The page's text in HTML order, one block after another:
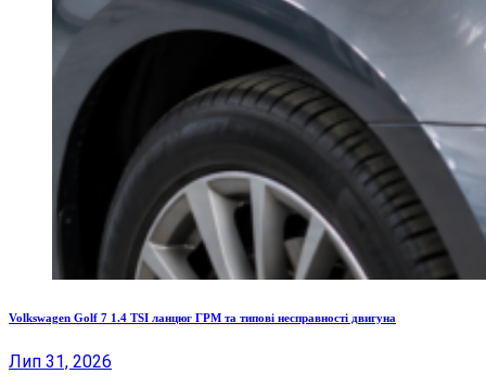
Volkswagen Golf 7 1.4 TSI ланцюг ГРМ та типові несправності двигуна
Лип 31, 2026